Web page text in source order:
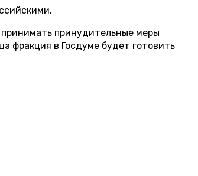
принудительные меры
фракция в Госдуме будет готовить